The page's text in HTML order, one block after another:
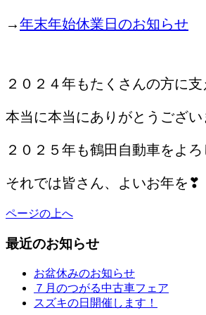
→年末年始休業日のお知らせ
２０２４年もたくさんの方に支
本当に本当にありがとうござい
２０２５年も鶴田自動車をよ
それでは皆さん、よいお年を❣
ページの上へ
最近のお知らせ
お盆休みのお知らせ
７月のつがる中古車フェア
スズキの日開催します！